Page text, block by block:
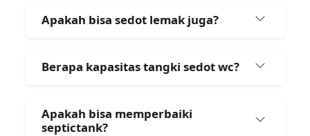
Apakah bisa sedot lemak juga?
Berapa kapasitas tangki sedot wc?
Apakah bisa memperbaiki
septictank?